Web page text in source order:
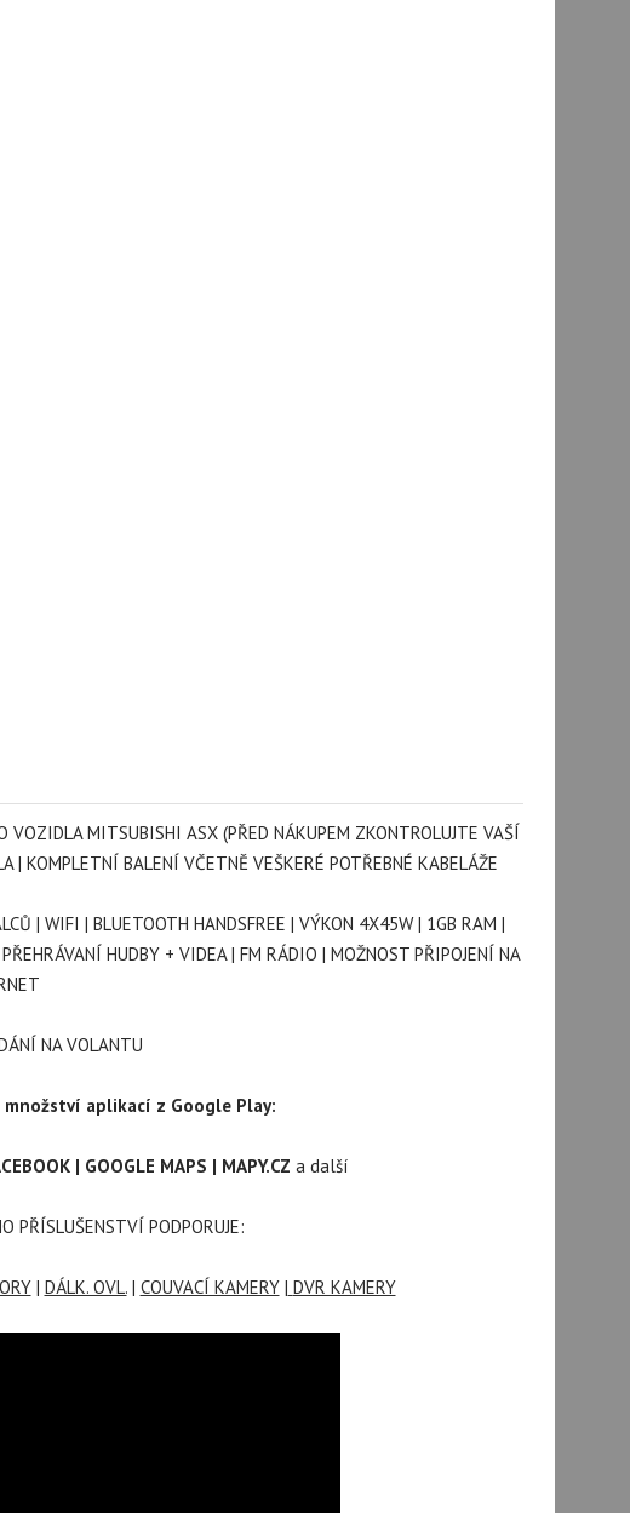
MITSUBISHI ASX (PŘED NÁKUPEM ZKONTROLUJTE VAŠÍ
| KOMPLETNÍ BALENÍ VČETNĚ VEŠKERÉ POTŘEBNÉ KABELÁŽE
| WIFI | BLUETOOTH HANDSFREE | VÝKON 4X45W | 1GB RAM |
HUDBY + VIDEA | FM RÁDIO | MOŽNOST PŘIPOJENÍ NA
NA VOLANTU
aplikací z Google Play:
| GOOGLE MAPS | MAPY.CZ a další
PŘÍSLUŠENSTVÍ PODPORUJE:
| DÁLK. OVL. | COUVACÍ KAMERY | DVR KAMERY